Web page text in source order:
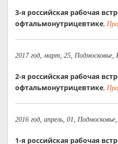
3-я российская рабочая
офтальмонутрицевтике,
2017 год, март, 25, Подмосковье,
2-я российская рабочая
офтальмонутрицевтике,
2016 год, апрель, 01, Подмосковье,
1-я российская рабочая